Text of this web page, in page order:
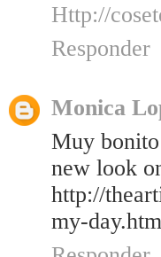
Http://
Responder
Monica
Muy
new look
http://
my-